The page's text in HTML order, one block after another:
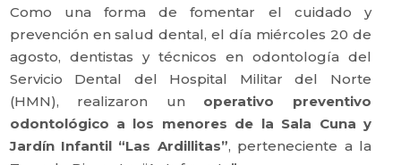
Como una forma de fomentar el cuidado y
prevención en salud dental, el día miércoles 20 de
agosto, dentistas y técnicos en odontología del
Servicio Dental del Hospital Militar del Norte
(HMN), realizaron un operativo preventivo
odontológico a los menores de la Sala Cuna y
Jardín Infantil “Las Ardillitas”, perteneciente a la